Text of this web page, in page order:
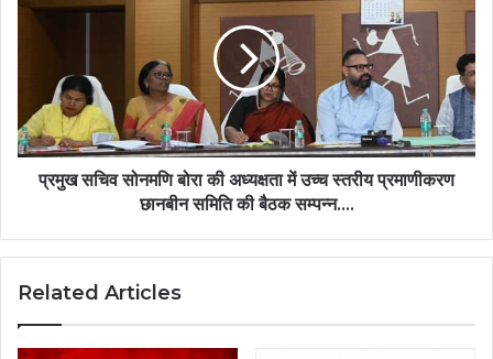
आधारशिला….
अध्यक्षता
उच्च
स्तरीय
प्रमाणीकरण
सम्पन्न….
प्रमुख सचिव सोनमणि बोरा की अध्यक्षता में उच्च स्तरीय प्रमाणीकरण
छानबीन समिति की बैठक सम्पन्न….
Related Articles